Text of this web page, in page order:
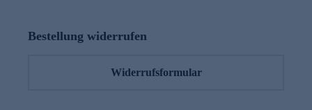
Bestellung widerrufen
Widerrufsformular